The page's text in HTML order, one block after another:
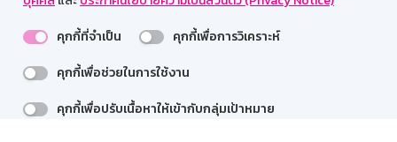
คุกกี้ที่จำเป็น
คุกกี้เพื่อการวิเคราะห์
คุกกี้เพื่อช่วยในการใช้งาน
คุกกี้เพื่อปรับเนื้อหาให้เข้ากับกลุ่มเป้าหมาย
เข้าสู่ระบบเน็ตเมล
รองรับการใช้งานได้ดีบนเว็บบราวเซอร์